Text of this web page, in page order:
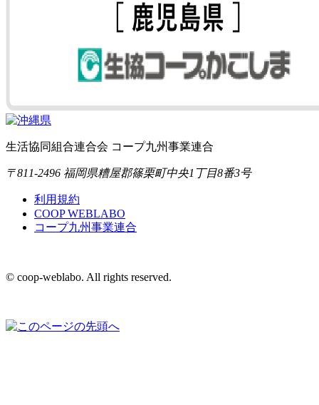
生活協同組合連合会 コープ九州事業連合
〒811-2496 福岡県糟屋郡篠栗町中央1丁目8番3号
利用規約
COOP WEBLABO
コープ九州事業連合
© coop-weblabo. All rights reserved.